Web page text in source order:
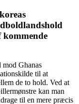
kommende
Ghanas
til at
de to hold. Ved at
kan man
til en mere præcis